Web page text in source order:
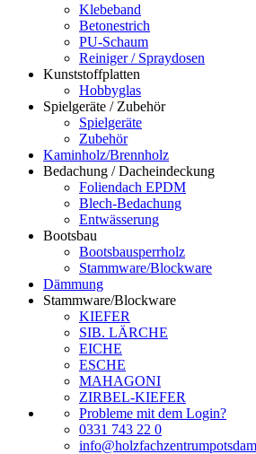
Klebeband
Betonestrich
PU-Schaum
Reiniger / Spraydosen
Kunststoffplatten
Hobbyglas
Spielgeräte / Zubehör
Spielgeräte
Zubehör
Kaminholz/Brennholz
Bedachung / Dacheindeckung
Foliendach EPDM
Blech-Bedachung
Entwässerung
Bootsbau
Bootsbausperrholz
Stammware/Blockware
Dämmung
Stammware/Blockware
KIEFER
SIB. LÄRCHE
EICHE
ESCHE
MAHAGONI
ZIRBEL-KIEFER
Probleme mit dem Login?
0331 743 22 0